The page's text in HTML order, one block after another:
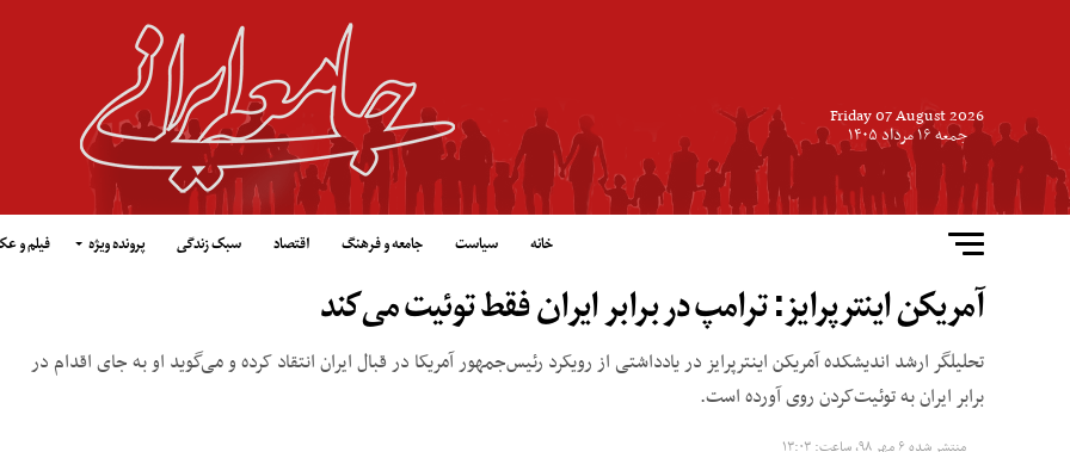
Friday 07 August 2026
جمعه ۱۶ مرداد ۱۴۰۵
خانه سیاست جامعه و فرهنگ اقتصاد سبک زندگی پرونده ویژه فیلم و
آمریکن اینترپرایز: ترامپ در برابر ایران فقط توئیت می‌کند
تحلیلگر ارشد اندیشکده آمریکن اینترپرایز در یادداشتی از رویکرد رئیس‌جمهور آمریکا در قبال ایران انتقاد کرده و می‌گوید او به جای اقدام در
برابر ایران به توئیت‌کردن روی آورده است.
منتشر شده ۶ مهر ۹۸, ساعت: ۱۳:۰۳